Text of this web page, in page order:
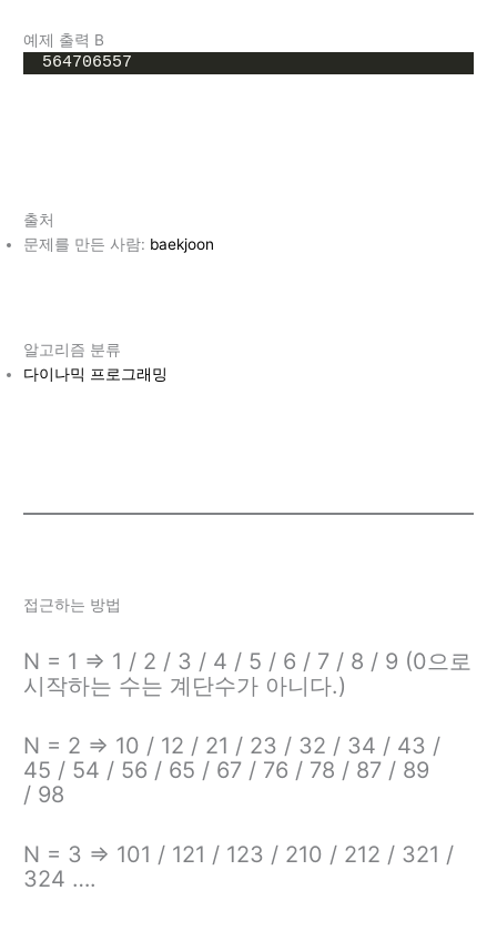
예제 출력 B
564706557
출처
문제를 만든 사람: baekjoon
알고리즘 분류
다이나믹 프로그래밍
접근하는 방법
N = 1 => 1 / 2 / 3 / 4 / 5 / 6 / 7 / 8 / 9 (0으로
시작하는 수는 계단수가 아니다.)
N = 2 => 10 / 12 / 21 / 23 / 32 / 34 / 43 /
45 / 54 / 56 / 65 / 67 / 76 / 78 / 87 / 89
/ 98
N = 3 => 101 / 121 / 123 / 210 / 212 / 321 /
324 ….